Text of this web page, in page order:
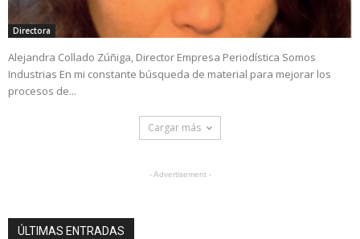
Directora
Alejandra Collado Zúñiga, Director Empresa Periodística Somos
Industrias En mi constante búsqueda de material para mejorar los
procesos de...
Cargar más
- Advertisement -
ÚLTIMAS ENTRADAS